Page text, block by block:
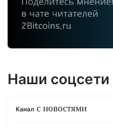
Наши соцсети
Канал с новостями